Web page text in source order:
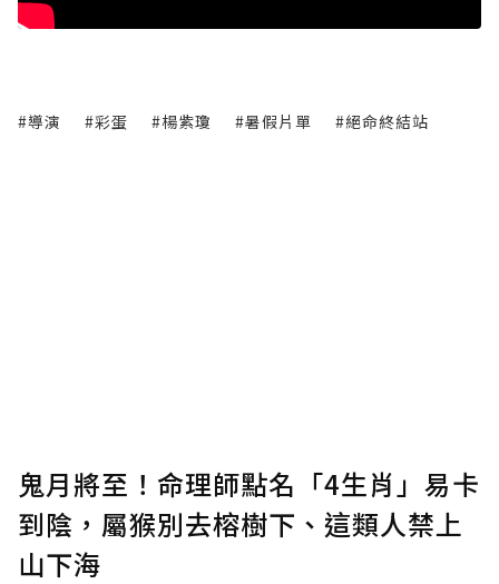
#導演 #彩蛋 #楊紫瓊 #暑假片單 #絕命終結站
鬼月將至！命理師點名「4生肖」易卡
到陰，屬猴別去榕樹下、這類人禁上
山下海